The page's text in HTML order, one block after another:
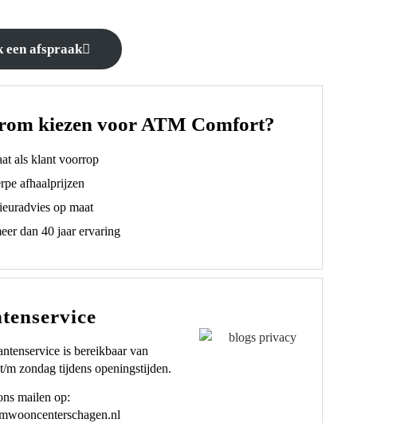
een afspraak
kiezen voor ATM Comfort?
als klant voorrop
afhaalprijzen
op maat
dan 40 jaar ervaring
is bereikbaar van
m zondag tijdens openingstijden.
mailen op: